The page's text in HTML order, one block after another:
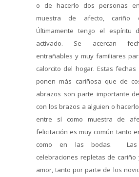
o de hacerlo dos personas
muestra de afecto, cariño
Últimamente tengo el espíritu
activado. Se acercan
entrañables y muy familiares
calorcito del hogar. Estas
ponen más cariñosa que de
abrazos son parte importante
con los brazos a alguien o
entre sí como muestra de
felicitación es muy común tanto
como en las bodas. Las
celebraciones repletas de cariño
amor, tanto por parte de los